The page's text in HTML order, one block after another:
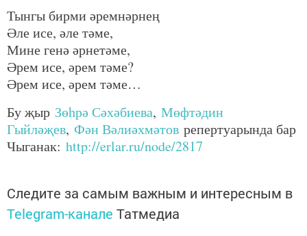
Тынгы бирми әремнәрнең
Әле исе, әле тәме,
Мине генә әрнетәме,
Әрем исе, әрем тәме?
Әрем исе, әрем тәме…
Бу җыр Зөһрә Сәхәбиева, Мөфтәдин
Гыйләҗев, Фән Вәлиәхмәтов репертуарында бар
Чыганак: http://erlar.ru/node/2817
Следите за самым важным и интересным в
Telegram-канале Татмедиа